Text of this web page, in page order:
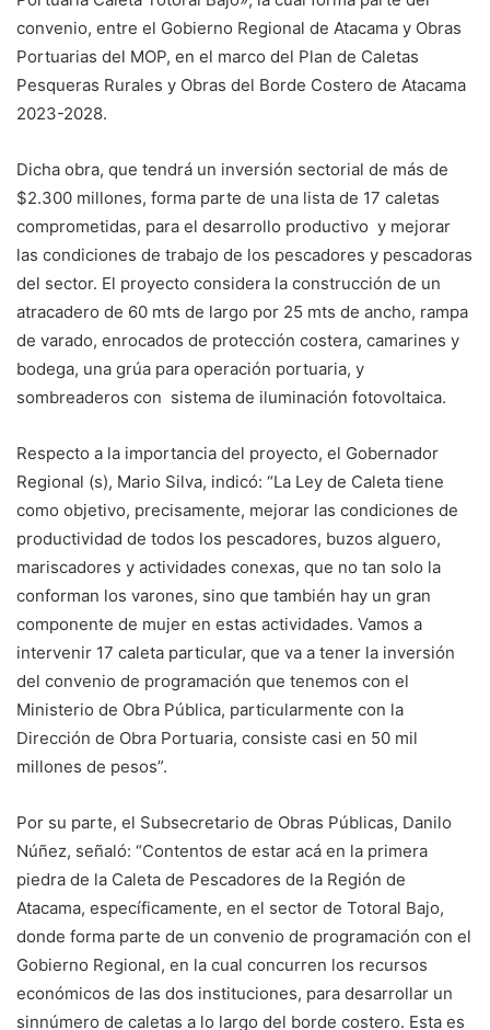
convenio, entre el Gobierno Regional de Atacama y Obras
Portuarias del MOP, en el marco del Plan de Caletas
Pesqueras Rurales y Obras del Borde Costero de Atacama
2023-2028.
Dicha obra, que tendrá un inversión sectorial de más de
$2.300 millones, forma parte de una lista de 17 caletas
comprometidas, para el desarrollo productivo y mejorar
las condiciones de trabajo de los pescadores y pescadoras
del sector. El proyecto considera la construcción de un
atracadero de 60 mts de largo por 25 mts de ancho, rampa
de varado, enrocados de protección costera, camarines y
bodega, una grúa para operación portuaria, y
sombreaderos con sistema de iluminación fotovoltaica.
Respecto a la importancia del proyecto, el Gobernador
Regional (s), Mario Silva, indicó: “La Ley de Caleta tiene
como objetivo, precisamente, mejorar las condiciones de
productividad de todos los pescadores, buzos alguero,
mariscadores y actividades conexas, que no tan solo la
conforman los varones, sino que también hay un gran
componente de mujer en estas actividades. Vamos a
intervenir 17 caleta particular, que va a tener la inversión
del convenio de programación que tenemos con el
Ministerio de Obra Pública, particularmente con la
Dirección de Obra Portuaria, consiste casi en 50 mil
millones de pesos”.
Por su parte, el Subsecretario de Obras Públicas, Danilo
Núñez, señaló: “Contentos de estar acá en la primera
piedra de la Caleta de Pescadores de la Región de
Atacama, específicamente, en el sector de Totoral Bajo,
donde forma parte de un convenio de programación con el
Gobierno Regional, en la cual concurren los recursos
económicos de las dos instituciones, para desarrollar un
sinnúmero de caletas a lo largo del borde costero. Esta es